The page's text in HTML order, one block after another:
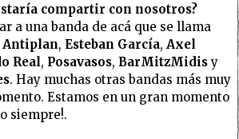
compartir con nosotros?
a una banda de acá que se llama
Antiplan, Esteban García, Axel
Real, Posavasos, BarMitzMidisy
. Hay muchas otras bandas más muy
Estamos en un gran momento
siempre!.